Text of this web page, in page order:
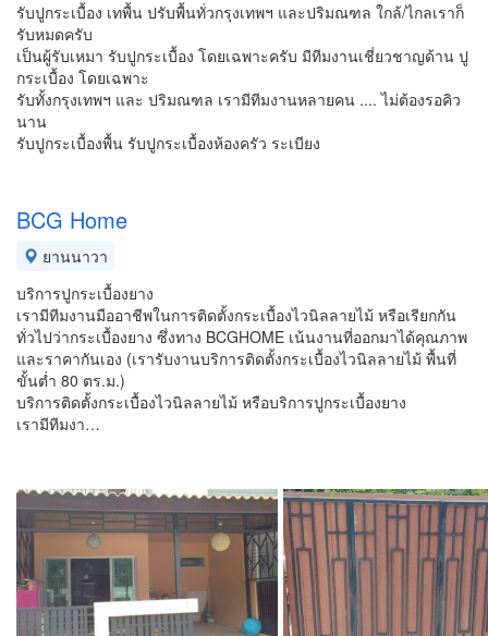
รับปูกระเบื้อง เทพื้น ปรับพื้นทั่วกรุงเทพฯ และปริมณฑล ใกล้/ไกลเราก็
รับหมดครับ
เป็นผู้รับเหมา รับปูกระเบื้อง โดยเฉพาะครับ มีทีมงานเชี่ยวชาญด้าน ปู
กระเบื้อง โดยเฉพาะ
รับทั้งกรุงเทพฯ และ ปริมณฑล เรามีทีมงานหลายคน .... ไม่ต้องรอคิว
นาน
รับปูกระเบื้องพื้น รับปูกระเบื้องห้องครัว ระเบียง
BCG Home
ยานนาวา
บริการปูกระเบื้องยาง
เรามีทีมงานมืออาชีพในการติดตั้งกระเบื้องไวนิลลายไม้ หรือเรียกกัน
ทั่วไปว่ากระเบื้องยาง ซึ่งทาง BCGHOME เน้นงานที่ออกมาได้คุณภาพ
และราคากันเอง (เรารับงานบริการติดตั้งกระเบื้องไวนิลลายไม้ พื้นที่
ขั้นต่ำ 80 ตร.ม.)
บริการติดตั้งกระเบื้องไวนิลลายไม้ หรือบริการปูกระเบื้องยาง
เรามีทีมงา…